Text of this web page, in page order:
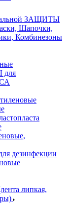
ЗАЩИТЫ
Шапочки,
Комбинезоны
для
дезинфекции
липкая,